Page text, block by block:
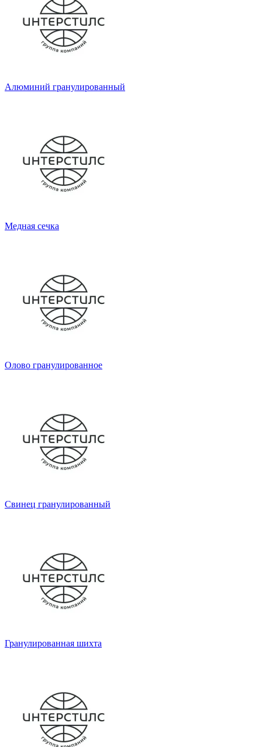
Алюминий гранулированный
Медная сечка
Олово гранулированное
Свинец гранулированный
Гранулированная шихта